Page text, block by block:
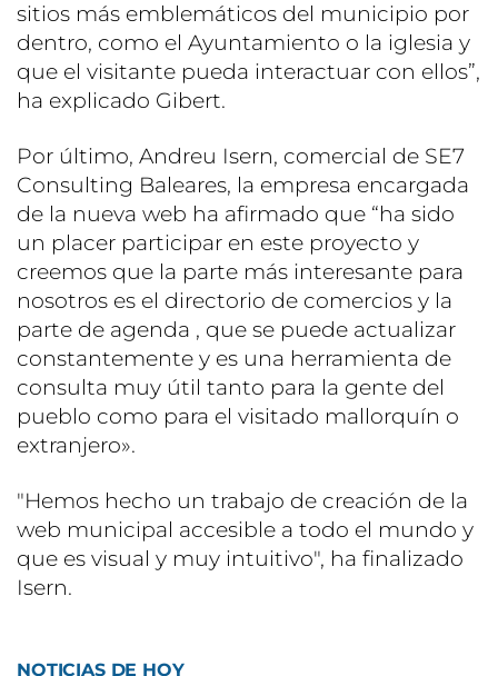
sitios más emblemáticos del municipio por
dentro, como el Ayuntamiento o la iglesia y
que el visitante pueda interactuar con ellos”,
ha explicado Gibert.
Por último, Andreu Isern, comercial de SE7
Consulting Baleares, la empresa encargada
de la nueva web ha afirmado que “ha sido
un placer participar en este proyecto y
creemos que la parte más interesante para
nosotros es el directorio de comercios y la
parte de agenda , que se puede actualizar
constantemente y es una herramienta de
consulta muy útil tanto para la gente del
pueblo como para el visitado mallorquín o
extranjero».
"Hemos hecho un trabajo de creación de la
web municipal accesible a todo el mundo y
que es visual y muy intuitivo", ha finalizado
Isern.
NOTICIAS DE HOY